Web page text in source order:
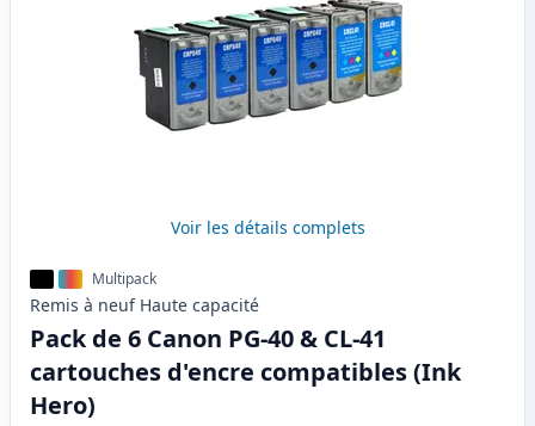
Voir les détails complets
Multipack
Remis à neuf Haute capacité
Pack de 6 Canon PG-40 & CL-41
cartouches d'encre compatibles (Ink
Hero)